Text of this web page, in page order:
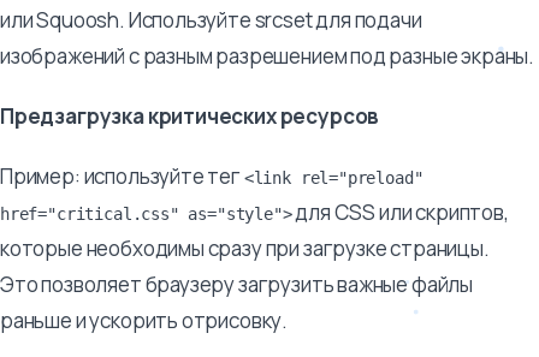
или Squoosh. Используйте srcset для подачи
изображений с разным разрешением под разные экраны.
Предзагрузка критических ресурсов
Пример: используйте тег<link rel="preload"
href="critical.css" as="style">для CSS или скриптов,
которые необходимы сразу при загрузке страницы.
Это позволяет браузеру загрузить важные файлы
раньше и ускорить отрисовку.